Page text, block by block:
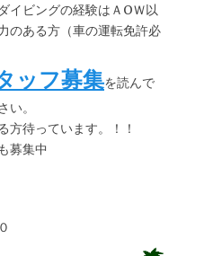
イビングの経験はＡOＷ以
のある方（車の運転免許必
ッフ募集を読んで
い。
方待っています。！！
募集中